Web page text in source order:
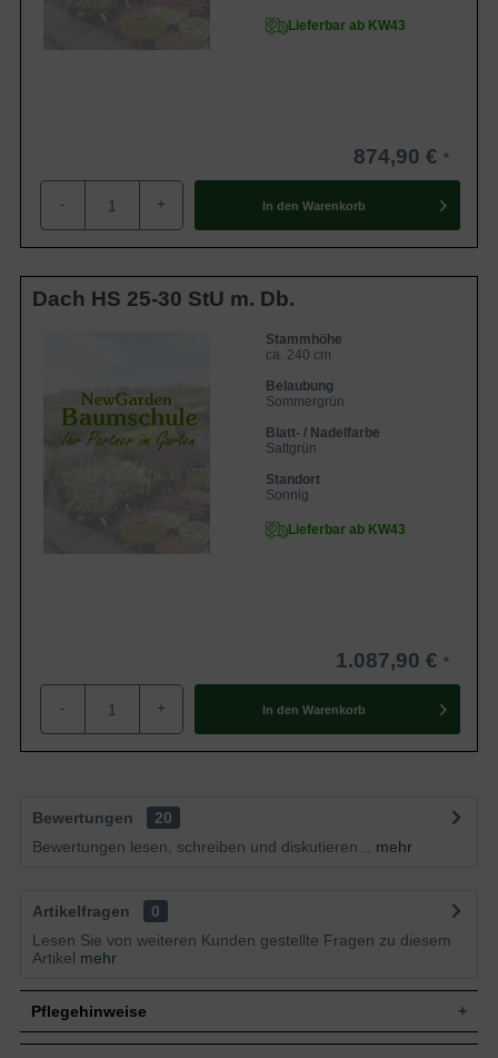
Lieferbar ab KW43
874,90 €
- + In den Warenkorb
Dach HS 25-30 StU m. Db.
Stammhöhe
ca. 240 cm
Belaubung
Sommergrün
Blatt- / Nadelfarbe
Sattgrün
Standort
Sonnig
Lieferbar ab KW43
1.087,90 €
- + In den Warenkorb
Bewertungen
20
Bewertungen lesen, schreiben und diskutieren...
mehr
Artikelfragen
0
Lesen Sie von weiteren Kunden gestellte Fragen zu diesem
Artikel mehr
Pflegehinweise